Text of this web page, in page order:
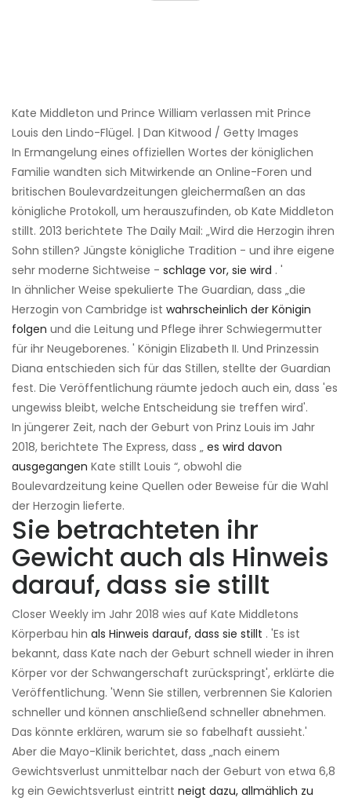
Kate Middleton und Prince William verlassen mit Prince
Louis den Lindo-Flügel. | Dan Kitwood / Getty Images
In Ermangelung eines offiziellen Wortes der königlichen
Familie wandten sich Mitwirkende an Online-Foren und
britischen Boulevardzeitungen gleichermaßen an das
königliche Protokoll, um herauszufinden, ob Kate Middleton
stillt. 2013 berichtete The Daily Mail: „Wird die Herzogin ihren
Sohn stillen? Jüngste königliche Tradition - und ihre eigene
sehr moderne Sichtweise - schlage vor, sie wird . '
In ähnlicher Weise spekulierte The Guardian, dass „die
Herzogin von Cambridge ist wahrscheinlich der Königin
folgen und die Leitung und Pflege ihrer Schwiegermutter
für ihr Neugeborenes. ' Königin Elizabeth II. Und Prinzessin
Diana entschieden sich für das Stillen, stellte der Guardian
fest. Die Veröffentlichung räumte jedoch auch ein, dass 'es
ungewiss bleibt, welche Entscheidung sie treffen wird'.
In jüngerer Zeit, nach der Geburt von Prinz Louis im Jahr
2018, berichtete The Express, dass „ es wird davon
ausgegangen Kate stillt Louis “, obwohl die
Boulevardzeitung keine Quellen oder Beweise für die Wahl
der Herzogin lieferte.
Sie betrachteten ihr
Gewicht auch als Hinweis
darauf, dass sie stillt
Closer Weekly im Jahr 2018 wies auf Kate Middletons
Körperbau hin als Hinweis darauf, dass sie stillt . 'Es ist
bekannt, dass Kate nach der Geburt schnell wieder in ihren
Körper vor der Schwangerschaft zurückspringt', erklärte die
Veröffentlichung. 'Wenn Sie stillen, verbrennen Sie Kalorien
schneller und können anschließend schneller abnehmen.
Das könnte erklären, warum sie so fabelhaft aussieht.'
Aber die Mayo-Klinik berichtet, dass „nach einem
Gewichtsverlust unmittelbar nach der Geburt von etwa 6,8
kg ein Gewichtsverlust eintritt neigt dazu, allmählich zu